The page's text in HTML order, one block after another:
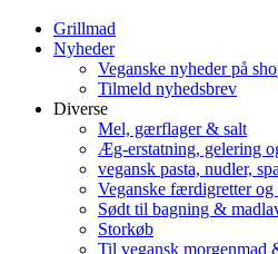
Grillmad
Nyheder
Veganske nyheder på
Tilmeld nyhedsbrev
Diverse
Mel, gærflager & salt
Æg-erstatning, gelering
vegansk pasta, nudler,
Veganske færdigretter
Sødt til bagning &
Storkøb
Til vegansk morgenmad